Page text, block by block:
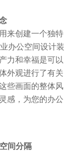
来创建一个独特
办公空间设计装
力和幸福是可以
外观进行了有关
些画面的整体风
感，为您的办公
间分隔